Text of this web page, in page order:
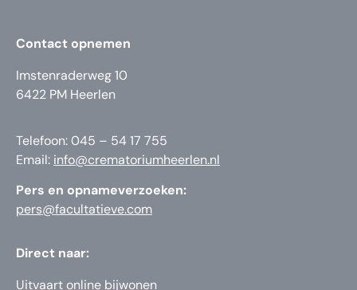
Contact opnemen
Imstenraderweg 10
6422 PM Heerlen
Telefoon: 045 – 54 17 755
Email: info@crematoriumheerlen.nl
Pers en opnameverzoeken:
pers@facultatieve.com
Direct naar:
Uitvaart online bijwonen